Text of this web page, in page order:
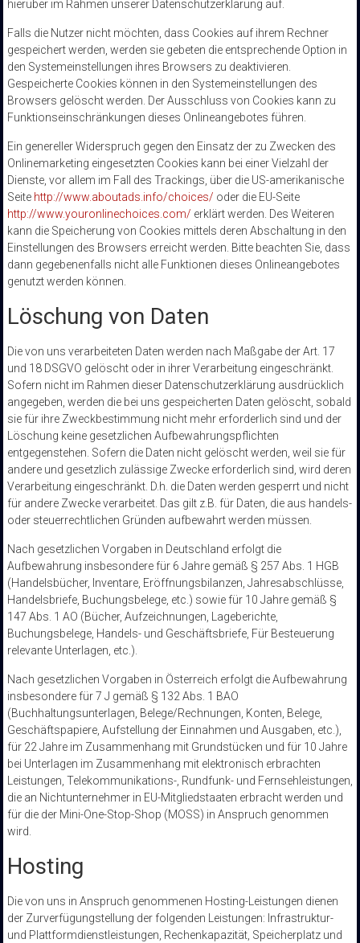
hierüber im Rahmen unserer Datenschutzerklärung auf.
Falls die Nutzer nicht möchten, dass Cookies auf ihrem Rechner
gespeichert werden, werden sie gebeten die entsprechende Option in
den Systemeinstellungen ihres Browsers zu deaktivieren.
Gespeicherte Cookies können in den Systemeinstellungen des
Browsers gelöscht werden. Der Ausschluss von Cookies kann zu
Funktionseinschränkungen dieses Onlineangebotes führen.
Ein genereller Widerspruch gegen den Einsatz der zu Zwecken des
Onlinemarketing eingesetzten Cookies kann bei einer Vielzahl der
Dienste, vor allem im Fall des Trackings, über die US-amerikanische
Seite http://www.aboutads.info/choices/ oder die EU-Seite
http://www.youronlinechoices.com/ erklärt werden. Des Weiteren
kann die Speicherung von Cookies mittels deren Abschaltung in den
Einstellungen des Browsers erreicht werden. Bitte beachten Sie, dass
dann gegebenenfalls nicht alle Funktionen dieses Onlineangebotes
genutzt werden können.
Löschung von Daten
Die von uns verarbeiteten Daten werden nach Maßgabe der Art. 17
und 18 DSGVO gelöscht oder in ihrer Verarbeitung eingeschränkt.
Sofern nicht im Rahmen dieser Datenschutzerklärung ausdrücklich
angegeben, werden die bei uns gespeicherten Daten gelöscht, sobald
sie für ihre Zweckbestimmung nicht mehr erforderlich sind und der
Löschung keine gesetzlichen Aufbewahrungspflichten
entgegenstehen. Sofern die Daten nicht gelöscht werden, weil sie für
andere und gesetzlich zulässige Zwecke erforderlich sind, wird deren
Verarbeitung eingeschränkt. D.h. die Daten werden gesperrt und nicht
für andere Zwecke verarbeitet. Das gilt z.B. für Daten, die aus handels-
oder steuerrechtlichen Gründen aufbewahrt werden müssen.
Nach gesetzlichen Vorgaben in Deutschland erfolgt die
Aufbewahrung insbesondere für 6 Jahre gemäß § 257 Abs. 1 HGB
(Handelsbücher, Inventare, Eröffnungsbilanzen, Jahresabschlüsse,
Handelsbriefe, Buchungsbelege, etc.) sowie für 10 Jahre gemäß §
147 Abs. 1 AO (Bücher, Aufzeichnungen, Lageberichte,
Buchungsbelege, Handels- und Geschäftsbriefe, Für Besteuerung
relevante Unterlagen, etc.).
Nach gesetzlichen Vorgaben in Österreich erfolgt die Aufbewahrung
insbesondere für 7 J gemäß § 132 Abs. 1 BAO
(Buchhaltungsunterlagen, Belege/Rechnungen, Konten, Belege,
Geschäftspapiere, Aufstellung der Einnahmen und Ausgaben, etc.),
für 22 Jahre im Zusammenhang mit Grundstücken und für 10 Jahre
bei Unterlagen im Zusammenhang mit elektronisch erbrachten
Leistungen, Telekommunikations-, Rundfunk- und Fernsehleistungen,
die an Nichtunternehmer in EU-Mitgliedstaaten erbracht werden und
für die der Mini-One-Stop-Shop (MOSS) in Anspruch genommen
wird.
Hosting
Die von uns in Anspruch genommenen Hosting-Leistungen dienen
der Zurverfügungstellung der folgenden Leistungen: Infrastruktur-
und Plattformdienstleistungen, Rechenkapazität, Speicherplatz und